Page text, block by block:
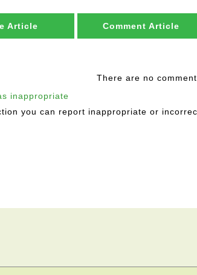
Article Comment Article
There are no
inappropriate
you can report inappropriate or